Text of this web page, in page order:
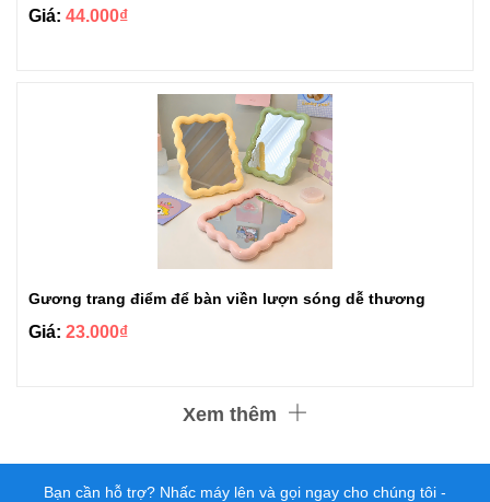
Giá: 44.000₫
Gương trang điểm để bàn viền lượn sóng dễ thương
Giá: 23.000₫
Xem thêm
Bạn cần hỗ trợ? Nhấc máy lên và gọi ngay cho chúng tôi -